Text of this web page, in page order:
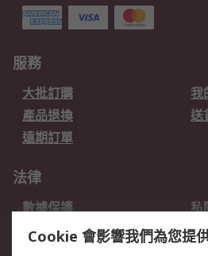
服務
大批訂購
我
產品退換
送
遠期訂單
法律
數據保護
私
網站條款
郵
Cookie 會影響我們為您提